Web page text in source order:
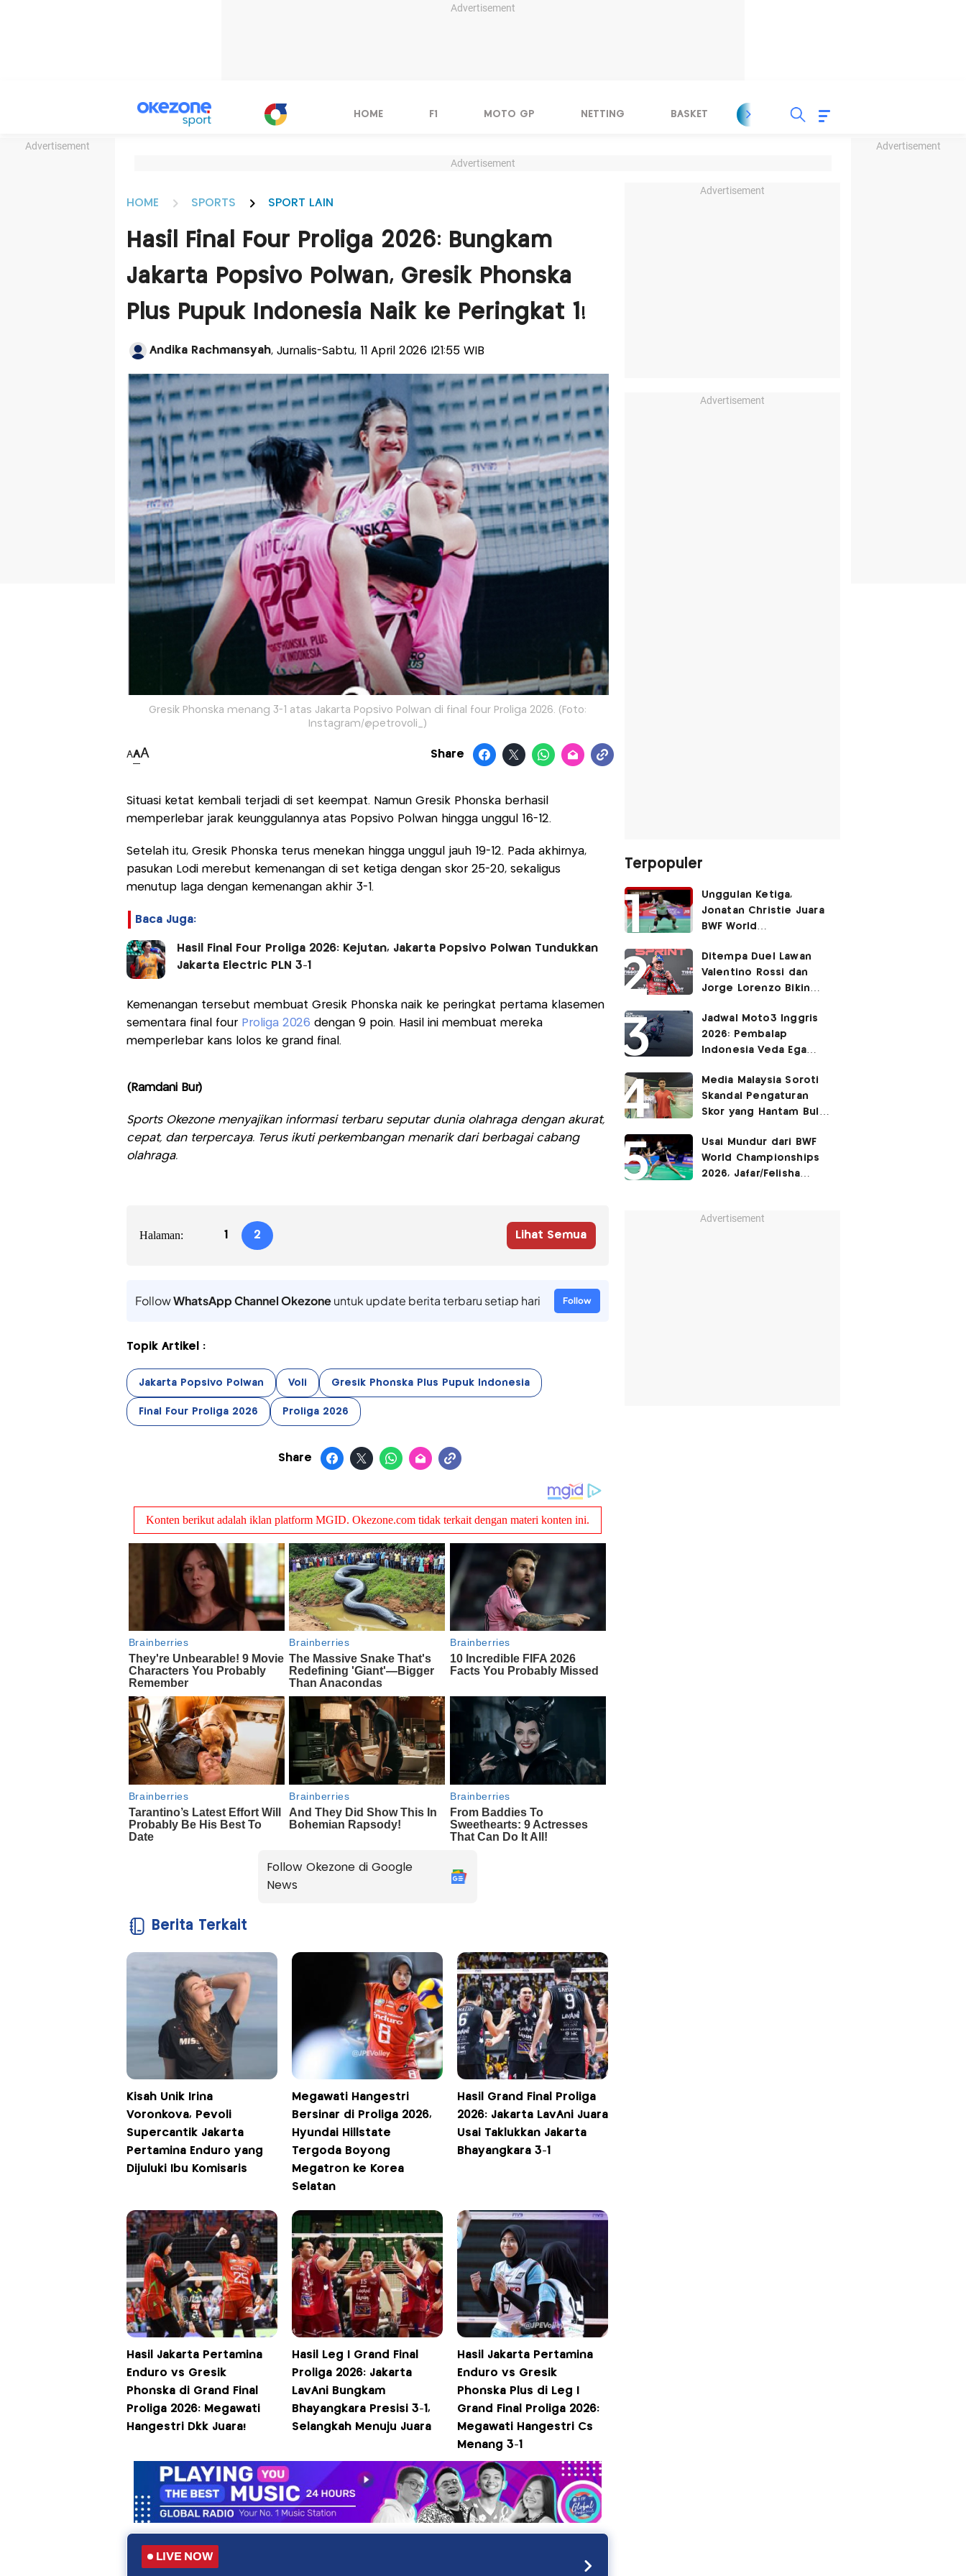
Advertisement
Advertisement Advertisement
HOME F1 MOTO GP NETTING BASKET SPORT LAIN
Advertisement
HOME SPORTS SPORT LAIN
Hasil Final Four Proliga 2026: Bungkam
Jakarta Popsivo Polwan, Gresik Phonska
Plus Pupuk Indonesia Naik ke Peringkat 1!
Andika Rachmansyah, Jurnalis-Sabtu, 11 April 2026 |21:55 WIB
Gresik Phonska menang 3-1 atas Jakarta Popsivo Polwan di final four Proliga 2026. (Foto:
Instagram/@petrovoli_)
AAA Share
Situasi ketat kembali terjadi di set keempat. Namun Gresik Phonska berhasil
memperlebar jarak keunggulannya atas Popsivo Polwan hingga unggul 16-12.
Setelah itu, Gresik Phonska terus menekan hingga unggul jauh 19-12. Pada akhirnya,
pasukan Lodi merebut kemenangan di set ketiga dengan skor 25-20, sekaligus
menutup laga dengan kemenangan akhir 3-1.
Baca Juga:
Hasil Final Four Proliga 2026: Kejutan, Jakarta Popsivo Polwan Tundukkan
Jakarta Electric PLN 3-1
Kemenangan tersebut membuat Gresik Phonska naik ke peringkat pertama klasemen
sementara final four Proliga 2026 dengan 9 poin. Hasil ini membuat mereka
memperlebar kans lolos ke grand final.
(Ramdani Bur)
Sports Okezone menyajikan informasi terbaru seputar dunia olahraga dengan akurat,
cepat, dan terpercaya. Terus ikuti perkembangan menarik dari berbagai cabang
olahraga.
Halaman: 1 2 Lihat Semua
FollowWhatsApp Channel Okezoneuntuk update berita terbaru setiap hari Follow
Topik Artikel :
Jakarta Popsivo Polwan Voli Gresik Phonska Plus Pupuk Indonesia
Final Four Proliga 2026 Proliga 2026
Share
Follow Okezone di Google
News
Berita Terkait
Kisah Unik Irina
Voronkova, Pevoli
Supercantik Jakarta
Pertamina Enduro yang
Dijuluki Ibu Komisaris
Megawati Hangestri
Bersinar di Proliga 2026,
Hyundai Hillstate
Tergoda Boyong
Megatron ke Korea
Selatan
Hasil Grand Final Proliga
2026: Jakarta LavAni Juara
Usai Taklukkan Jakarta
Bhayangkara 3-1
Hasil Jakarta Pertamina
Enduro vs Gresik
Phonska di Grand Final
Proliga 2026: Megawati
Hangestri Dkk Juara!
Hasil Leg I Grand Final
Proliga 2026: Jakarta
LavAni Bungkam
Bhayangkara Presisi 3-1,
Selangkah Menuju Juara
Hasil Jakarta Pertamina
Enduro vs Gresik
Phonska Plus di Leg I
Grand Final Proliga 2026:
Megawati Hangestri Cs
Menang 3-1
LIVE NOW
Advertisement
Advertisement
Terpopuler
Unggulan Ketiga,
Jonatan Christie Juara
BWF World
Ditempa Duel Lawan
Valentino Rossi dan
Jorge Lorenzo Bikin
Dikalahkan
Jadwal Moto3 Inggris
2026: Pembalap
Indonesia Veda Ega
Media Malaysia Soroti
Skandal Pengaturan
Skor yang Hantam Bulu
Libatkan Jafar/Felisha!
Usai Mundur dari BWF
World Championships
2026, Jafar/Felisha
Games 2026
Advertisement